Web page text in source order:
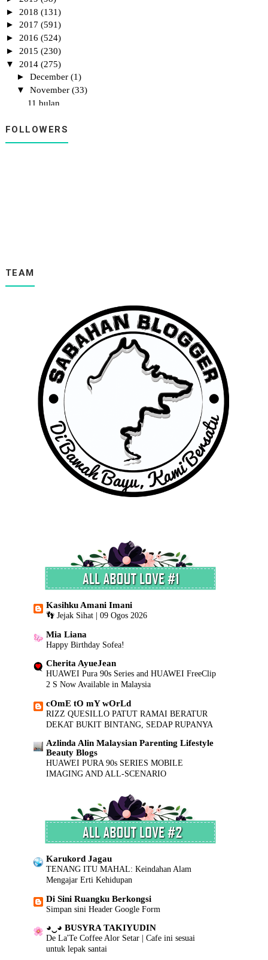
► 2018 (131)
► 2017 (591)
► 2016 (524)
► 2015 (230)
▼ 2014 (275)
► December (1)
▼ November (33)
11 bulan
Animasi Puteri
Zahira Slot Drama baru Samarinda
" PENCARIAN ANUGERAH TROPI UNTUK BLOGGER
Tudung mu Tudung Ku Jua
Google Page Rank
Tomato SOng
Burung Belatuk
" GIVEAWAY HUJUNG TAHUN BERSAMA
DIANARASHID.COM"
Konvokesyen Wani
Fynn Jamal - Terbang Tunduk (LIVE)
Fesyen baru kah???
Sambal Bubuk Tuna Lada Goreng
Adijuma Cinderella
Rambutan Ok!!
Syamkamarul - Selamaku Bernafas (Official Music Vi...
Jeruk Papaya Asam Boi
(37)
September(28)
August
June(22)
May(28)
April(26)
March(17)
February (12)
January(6)
(822)
(727)
2011(7)
(2)
FOLLOWERS
TEAM
Kasihku Amani Imani
👣 Jejak Sihat | 09 Ogos 2026
Mia Liana
Happy Birthday Sofea!
Cherita AyueJean
HUAWEI Pura 90s Series and HUAWEI FreeClip
2 S Now Available in Malaysia
cOmE tO mY wOrLd
RIZZ QUESILLO PATUT RAMAI BERATUR
DEKAT BUKIT BINTANG, SEDAP RUPANYA
Azlinda Alin Malaysian Parenting Lifestyle
Beauty Blogs
HUAWEI PURA 90s SERIES MOBILE
IMAGING AND ALL-SCENARIO
INILAH REALITI...
RAMADAN 2026 | SELAMAT BERPUASA
BUAT SEMUA UMAT ISLAM
SISHAWA DOT COM
Siapakah Ahmed Al-Ahmed? Wira yang
Menyelamatkan Nyawa Dalam Serangan
Tembakan Sydney
Cerita.. ceriti.. ceritu..
Senarai Lengkap 24 Hotel, Resort & Chalet di
Teluk Nipah Pulau Pangkor Perak beserta Contact
Number & Maklumat Pool
Corat Coret Pink Ummi
Persiapan Hari Raya | Skincare Moisturizer
Karukord Jagau
TENANG ITU MAHAL: Keindahan Alam
Mengajar Erti Kehidupan
Di Sini Ruangku Berkongsi
Simpan sini Header Google Form
◕‿◕ BUSYRA TAKIYUDIN
De La'Te Coffee Alor Setar | Cafe ini sesuai
untuk lepak santai